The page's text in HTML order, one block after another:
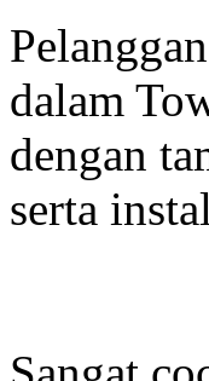
dalam
dengan
serta